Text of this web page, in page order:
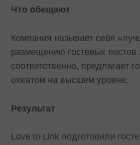
Что обещают
Компания называет себя
размещению гостевых постов
соответственно, предлагает
охватом на высшем уровне.
Результат
Love to Link подготовили